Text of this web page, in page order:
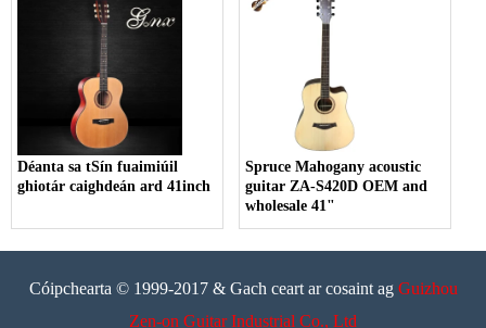
Déanta sa tSín fuaimiúil
ghiotár caighdeán ard 41inch
Spruce Mahogany acoustic
guitar ZA-S420D OEM and
wholesale 41"
Cóipchearta © 1999-2017 & Gach ceart ar cosaint ag Guizhou
Zen-on Guitar Industrial Co., Ltd